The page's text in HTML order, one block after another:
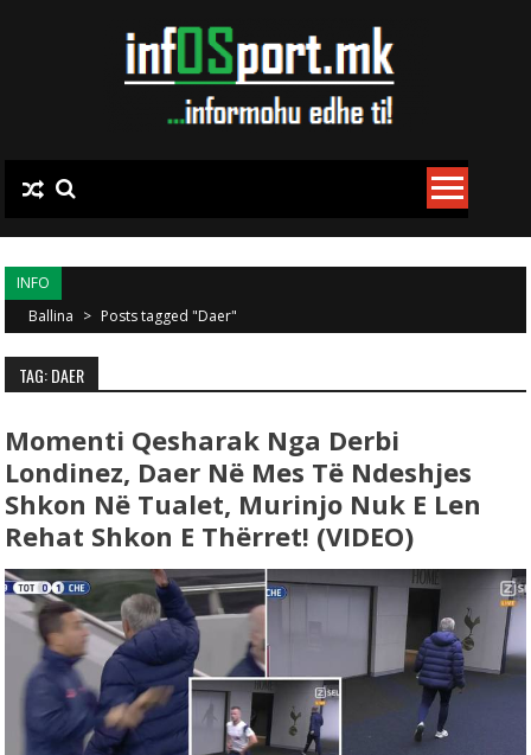
INFO
Ballina > Posts tagged "Daer"
TAG: DAER
Momenti Qesharak Nga Derbi
Londinez, Daer Në Mes Të Ndeshjes
Shkon Në Tualet, Murinjo Nuk E Len
Rehat Shkon E Thërret! (VIDEO)